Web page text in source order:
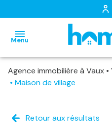
Menu
accueil
biens
à
équipe
Agence immobilière à Vaux
Maison de village
Retour aux résultats